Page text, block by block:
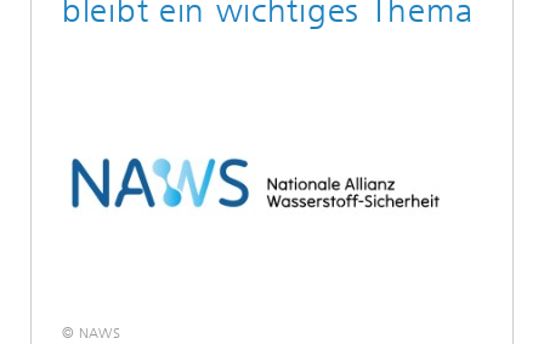
bleibt ein wichtiges Thema
© NAWS